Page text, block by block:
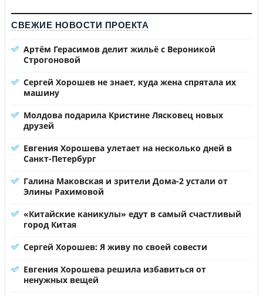
СВЕЖИЕ НОВОСТИ ПРОЕКТА
Артём Герасимов делит жильё с Вероникой
Строгоновой
Сергей Хорошев не знает, куда жена спрятала их
машину
Молдова подарила Кристине Лясковец новых
друзей
Евгения Хорошева улетает на несколько дней в
Санкт-Петербург
Галина Маковская и зрители Дома-2 устали от
Элины Рахимовой
«Китайские каникулы» едут в самый счастливый
город Китая
Сергей Хорошев: Я живу по своей совести
Евгения Хорошева решила избавиться от
ненужных вещей